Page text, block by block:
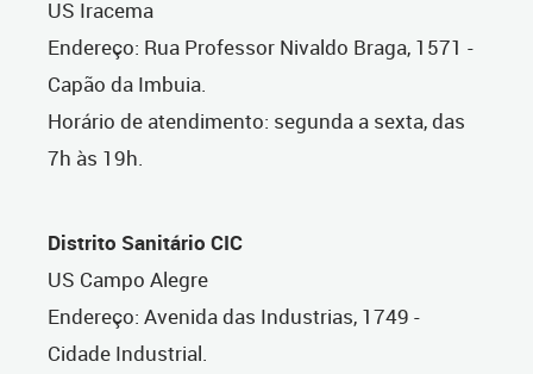
US Iracema
Endereço: Rua Professor Nivaldo Braga, 1571 -
Capão da Imbuia.
Horário de atendimento: segunda a sexta, das
7h às 19h.
Distrito Sanitário CIC
US Campo Alegre
Endereço: Avenida das Industrias, 1749 -
Cidade Industrial.